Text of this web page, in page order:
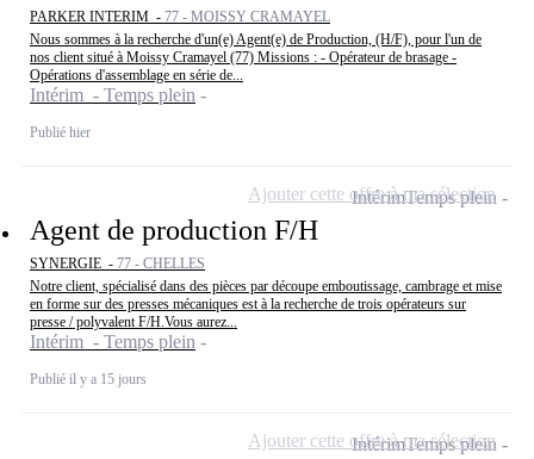
PARKER INTERIM - 77 - MOISSY CRAMAYEL
Nous sommes à la recherche d'un(e) Agent(e) de Production, (H/F), pour l'un de
nos client situé à Moissy Cramayel (77) Missions : - Opérateur de brasage -
Opérations d'assemblage en série de...
Intérim - Temps plein
Publié hier
Agent de production F/H
SYNERGIE - 77 - CHELLES
Notre client, spécialisé dans des pièces par découpe emboutissage, cambrage et mise
en forme sur des presses mécaniques est à la recherche de trois opérateurs sur
presse / polyvalent F/H.Vous aurez...
Intérim - Temps plein
Publié il y a 15 jours
IntérimTemps plein
Ajouter cette offre à ma sélection
IntérimTemps plein
Ajouter cette offre à ma sélection